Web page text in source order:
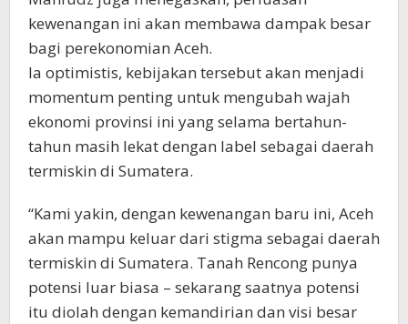
kewenangan ini akan membawa dampak besar
bagi perekonomian Aceh.
Ia optimistis, kebijakan tersebut akan menjadi
momentum penting untuk mengubah wajah
ekonomi provinsi ini yang selama bertahun-
tahun masih lekat dengan label sebagai daerah
termiskin di Sumatera.
“Kami yakin, dengan kewenangan baru ini, Aceh
akan mampu keluar dari stigma sebagai daerah
termiskin di Sumatera. Tanah Rencong punya
potensi luar biasa – sekarang saatnya potensi
itu diolah dengan kemandirian dan visi besar